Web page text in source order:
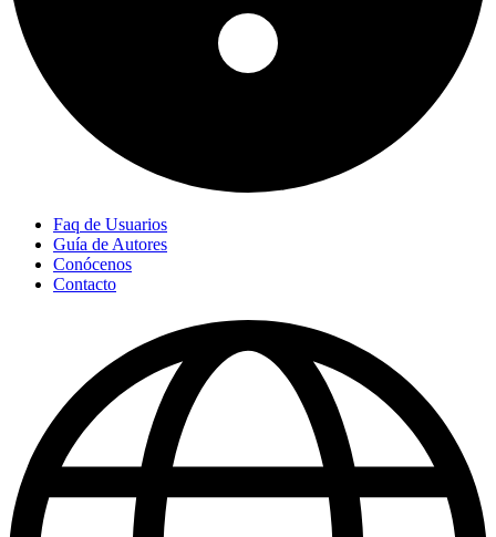
Faq de Usuarios
Guía de Autores
Conócenos
Contacto